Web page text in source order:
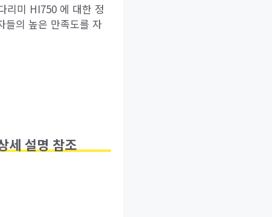
리미 HI750 에 대한 정
들의 높은 만족도를 자
세 설명 참조